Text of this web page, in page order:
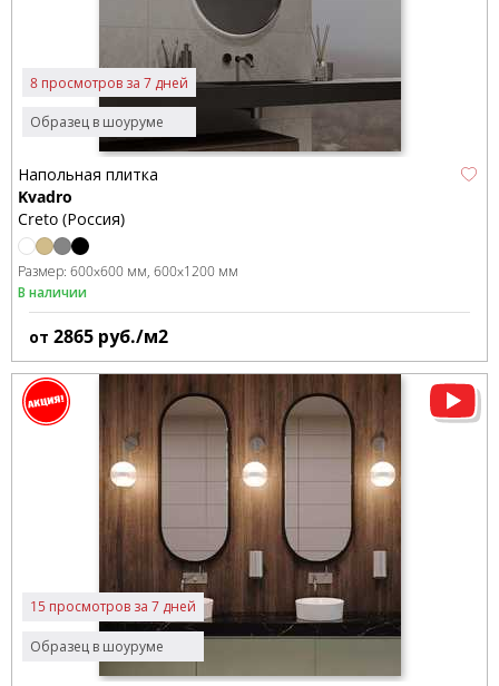
Образец в шоуруме
8 просмотров за 7 дней
Напольная плитка
Kvadro
Creto (Россия)
Размер: 600x600 мм 600x1200 мм
В наличии
от 2865 руб./м2
Образец в шоуруме
15 просмотров за 7 дней